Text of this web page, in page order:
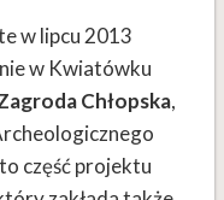
w lipcu 2013
w Kwiatówku
Chłopska,
część projektu